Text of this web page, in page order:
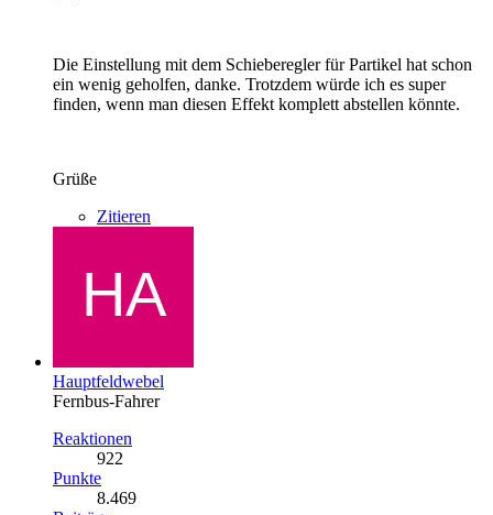
Die Einstellung mit dem Schieberegler für Partikel hat schon
ein wenig geholfen, danke. Trotzdem würde ich es super
finden, wenn man diesen Effekt komplett abstellen könnte.
Grüße
Zitieren
Hauptfeldwebel
Fernbus-Fahrer
Reaktionen
922
Punkte
8.469